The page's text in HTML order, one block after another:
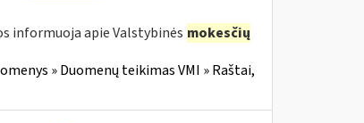
informuoja apie Valstybinės mokesčių
» Duomenų teikimas VMI » Raštai,